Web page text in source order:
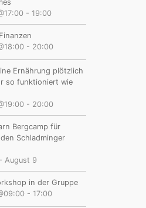
- 19:00
- 20:00
Ernährung plötzlich
so funktioniert wie
- 20:00
Bergcamp für
Schladminger
August 9
in der Gruppe
- 17:00